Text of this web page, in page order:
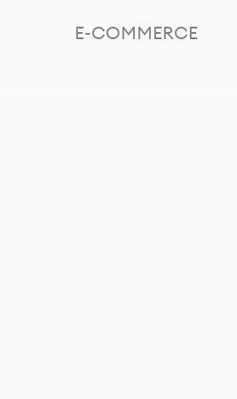
E-COMMERCE